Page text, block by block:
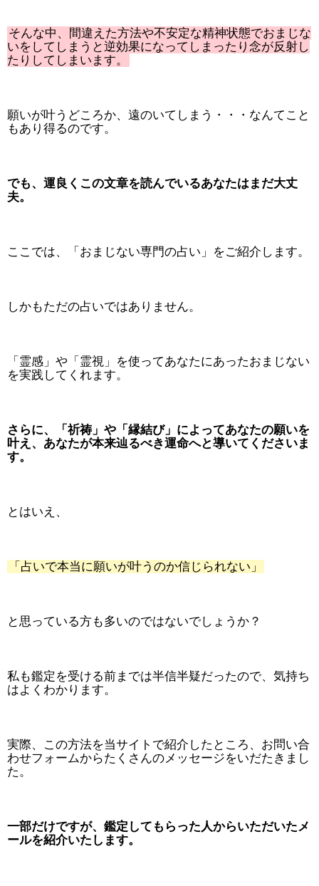
そんな中、間違えた方法や不安定な精神状態でおまじな
いをしてしまうと逆効果になってしまったり念が反射し
たりしてしまいます。
願いが叶うどころか、遠のいてしまう・・・なんてこと
もあり得るのです。
でも、運良くこの文章を読んでいるあなたはまだ大丈
夫。
ここでは、「おまじない専門の占い」をご紹介します。
しかもただの占いではありません。
「霊感」や「霊視」を使ってあなたにあったおまじない
を実践してくれます。
さらに、「祈祷」や「縁結び」によってあなたの願いを
叶え、あなたが本来辿るべき運命へと導いてくださいま
す。
とはいえ、
「占いで本当に願いが叶うのか信じられない」
と思っている方も多いのではないでしょうか？
私も鑑定を受ける前までは半信半疑だったので、気持ち
はよくわかります。
実際、この方法を当サイトで紹介したところ、お問い合
わせフォームからたくさんのメッセージをいだたきまし
た。
一部だけですが、鑑定してもらった人からいただいたメ
ールを紹介いたします。